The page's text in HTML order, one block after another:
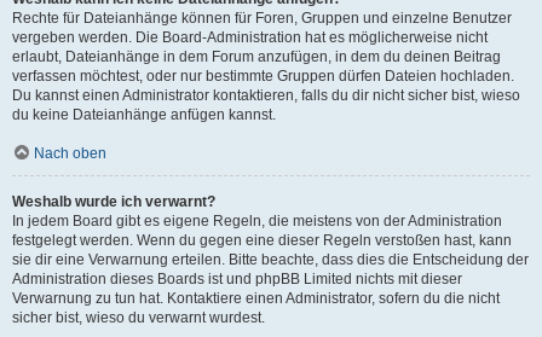
Rechte für Dateianhänge können für Foren, Gruppen und einzelne Benutzer
vergeben werden. Die Board-Administration hat es möglicherweise nicht
erlaubt, Dateianhänge in dem Forum anzufügen, in dem du deinen Beitrag
verfassen möchtest, oder nur bestimmte Gruppen dürfen Dateien hochladen.
Du kannst einen Administrator kontaktieren, falls du dir nicht sicher bist, wieso
du keine Dateianhänge anfügen kannst.
Nach oben
Weshalb wurde ich verwarnt?
In jedem Board gibt es eigene Regeln, die meistens von der Administration
festgelegt werden. Wenn du gegen eine dieser Regeln verstoßen hast, kann
sie dir eine Verwarnung erteilen. Bitte beachte, dass dies die Entscheidung der
Administration dieses Boards ist und phpBB Limited nichts mit dieser
Verwarnung zu tun hat. Kontaktiere einen Administrator, sofern du die nicht
sicher bist, wieso du verwarnt wurdest.